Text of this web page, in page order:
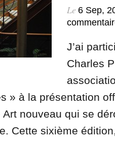
Le 6 Sep,
J’ai
Charles
» à la présentation
nouveau qui se
Cette sixième